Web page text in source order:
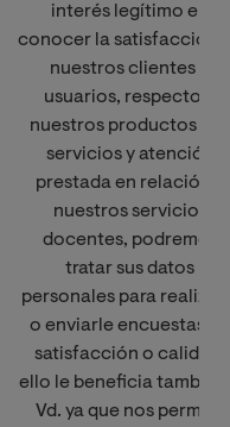
interés legítimo en
conocer la satisfacción
nuestros clientes o
usuarios, respecto a
nuestros productos y/o
servicios y atención
prestada en relación a
nuestros servicios
docentes, podremos
tratar sus datos
personales para
o enviarle encuestas de
satisfacción o calidad,
ello le beneficia también
Vd. ya que nos permite